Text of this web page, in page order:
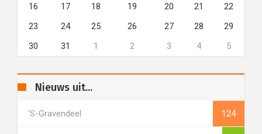
16
17 18 19 20 21
22
23
24 25 26 27 28
29
30
31 1 2 3 4 5
Nieuws uit...
's-Gravendeel 124